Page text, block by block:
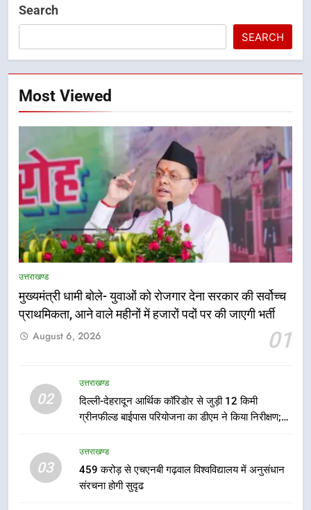
Search
SEARCH
Most Viewed
उत्तराखण्ड
मुख्यमंत्री धामी बोले- युवाओं को रोजगार देना सरकार की सर्वोच्च
प्राथमिकता, आने वाले महीनों में हजारों पदों पर की जाएगी भर्ती
01
August 6, 2026
02
उत्तराखण्ड
दिल्ली-देहरादून आर्थिक कॉरिडोर से जुड़ी 12 किमी
ग्रीनफील्ड बाईपास परियोजना का डीएम ने किया निरीक्षण;
सुरक्षा मानकों से कोई समझौता नहींः डीएम
03
उत्तराखण्ड
459 करोड़ से एचएनबी गढ़वाल विश्वविद्यालय में अनुसंधान
संरचना होगी सुदृढ
5
एमडीडीए बोर्ड बैठक में 25 विकास प्रस्तावों
नियोजित विकास को मिलेगी रफ्तार
उत्तराखण्ड
मुख्यमंत्री पुष्कर सिंह धामी के दिशा-निर्देशों
गिरफ्तार
उत्तराखण्ड